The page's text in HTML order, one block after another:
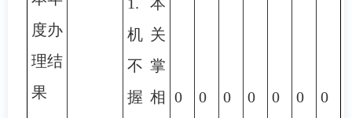
度办
理结
果
机关
不掌
握相 0 0 0 0 0 0 0